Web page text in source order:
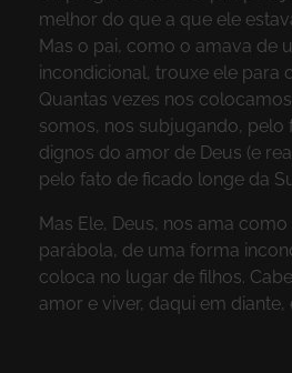
melhor do que a que ele
Mas o pai, como o amava de
incondicional, trouxe ele para
Quantas vezes nos
somos, nos subjugando, pelo
dignos do amor de Deus (e
pelo fato de ficado longe da
Mas Ele, Deus, nos ama
parábola, de uma forma
coloca no lugar de filhos.
amor e viver, daqui em diante,